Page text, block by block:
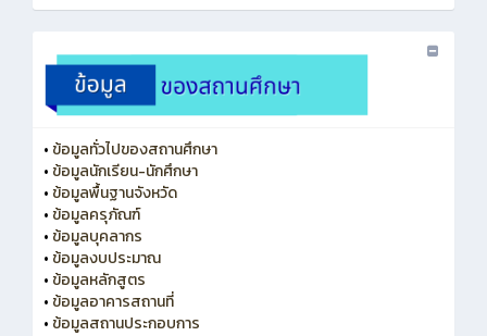
• ข้อมูลทั่วไปของสถานศึกษา
• ข้อมูลนักเรียน-นักศึกษา
• ข้อมูลพื้นฐานจังหวัด
• ข้อมูลครุภัณฑ์
• ข้อมูลบุคลากร
• ข้อมูลงบประมาณ
• ข้อมูลหลักสูตร
• ข้อมูลอาคารสถานที่
• ข้อมูลสถานประกอบการ